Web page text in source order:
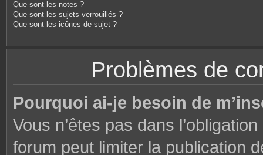
Que sont les notes ?
Que sont les sujets verrouillés ?
Que sont les icônes de sujet ?
Problèmes de
Pourquoi ai-je besoin de
Vous n’êtes pas dans
forum peut limiter la publication